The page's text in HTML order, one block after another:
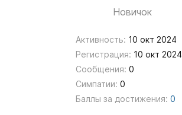
Новичок
Активность: 10 окт 2024
Регистрация: 10 окт 2024
Сообщения: 0
Симпатии: 0
Баллы за достижения: 0